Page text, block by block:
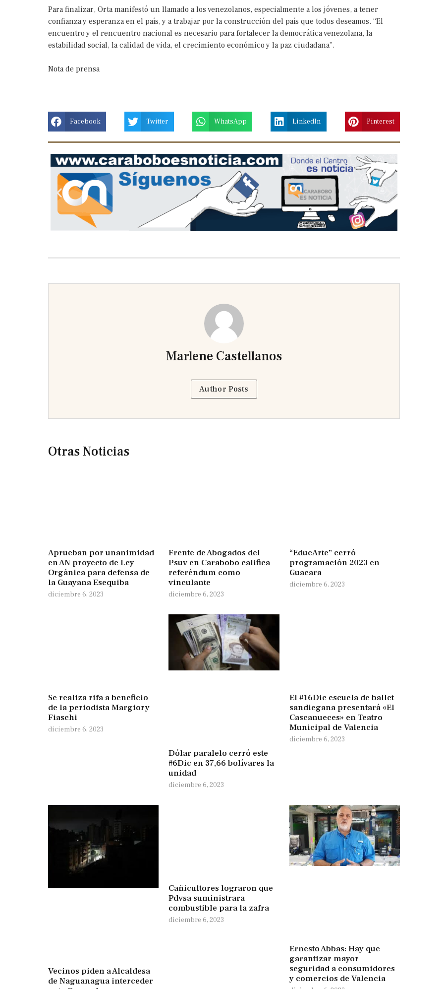
Para finalizar, Orta manifestó un llamado a los venezolanos, especialmente a los jóvenes, a tener
confianza y esperanza en el país, y a trabajar por la construcción del país que todos deseamos. “El
encuentro y el rencuentro nacional es necesario para fortalecer la democrática venezolana, la
estabilidad social, la calidad de vida, el crecimiento económico y la paz ciudadana”.
Nota de prensa
Facebook Twitter WhatsApp LinkedIn Pinterest
Previous
slide
Next
slide
Marlene Castellanos
Author Posts
Otras Noticias
Aprueban por unanimidad
en AN proyecto de Ley
Orgánica para defensa de
la Guayana Esequiba
diciembre 6, 2023
Frente de Abogados del
Psuv en Carabobo califica
referéndum como
vinculante
diciembre 6, 2023
“EducArte” cerró
programación 2023 en
Guacara
diciembre 6, 2023
Se realiza rifa a beneficio
de la periodista Margiory
Fiaschi
diciembre 6, 2023
Dólar paralelo cerró este
#6Dic en 37,66 bolívares la
unidad
diciembre 6, 2023
El #16Dic escuela de ballet
sandiegana presentará «El
Cascanueces» en Teatro
Municipal de Valencia
diciembre 6, 2023
Vecinos piden a Alcaldesa
de Naguanagua interceder
Cañicultores lograron que
Pdvsa suministrara
combustible para la zafra
diciembre 6, 2023
Ernesto Abbas: Hay que
garantizar mayor
seguridad a consumidores
y comercios de Valencia